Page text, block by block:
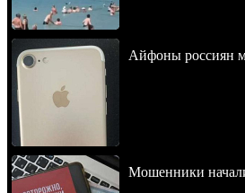
Айфоны россиян
Мошенники